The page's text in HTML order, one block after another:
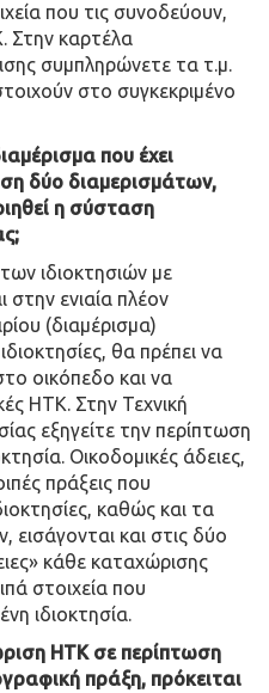
που τις συνοδεύουν,
Στην καρτέλα
συμπληρώνετε τα τ.μ.
στο συγκεκριμένο
που έχει
δύο διαμερισμάτων,
η σύσταση
ιδιοκτησιών με
στην ενιαία πλέον
(διαμέρισμα)
θα πρέπει να
οικόπεδο και να
ΗΤΚ. Στην Τεχνική
εξηγείτε την περίπτωση
Οικοδομικές άδειες,
πράξεις που
καθώς και τα
εισάγονται και στις δύο
κάθε καταχώρισης
στοιχεία που
ιδιοκτησία.
ΗΤΚ σε περίπτωση
πράξη, πρόκειται